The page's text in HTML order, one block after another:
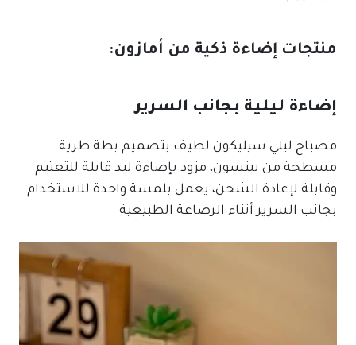
منتجات إضاءة ذكية من أمازون:
إضاءة ليلية بجانب السرير
مصباح ليلي سيليكون لطيف بتصميم بطة طرية
مسطحة من بينسون، مزود بإضاءة ليد قابلة للتعتيم
وقابلة لإعادة الشحن، يعمل بلمسة واحدة للاستخدام
بجانب السرير أثناء الرضاعة الطبيعية